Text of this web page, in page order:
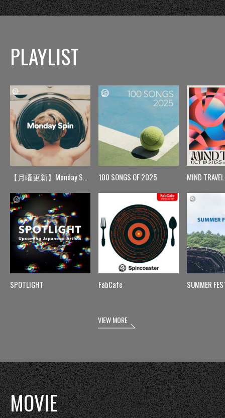
PLAYLIST
【月曜更新】Monday Spin
SPOTLIGHT
100 SONGS OF 2025
FabCafe
MIND TRAVEL
SUMMER
VIEW MORE
MOVIE